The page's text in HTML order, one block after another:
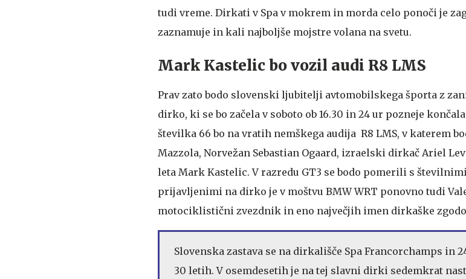
tudi vreme. Dirkati v Spa v mokrem in morda celo ponoči je
zaznamuje in kali najboljše mojstre volana na svetu.
Mark Kastelic bo vozil audi R8 LMS
Prav zato bodo slovenski ljubitelji avtomobilskega športa z
dirko, ki se bo začela v soboto ob 16.30 in 24 ur pozneje
številka 66 bo na vratih nemškega audija R8 LMS, v katerem
Mazzola, Norvežan Sebastian Ogaard, izraelski dirkač Ariel
leta Mark Kastelic. V razredu GT3 se bodo pomerili s
prijavljenimi na dirko je v moštvu BMW WRT ponovno tudi
motociklistični zvezdnik in eno največjih imen dirkaške
Slovenska zastava se na dirkališče Spa Francorchamps in
30 letih. V osemdesetih je na tej slavni dirki sedemkrat